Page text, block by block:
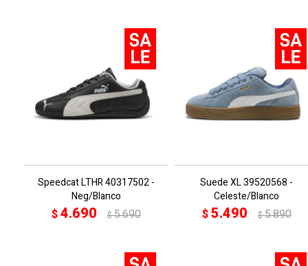
Speedcat LTHR 40317502 -
Neg/Blanco
$4.690 $5.690
Suede XL 39520568 -
Celeste/Blanco
$5.490 $5.890